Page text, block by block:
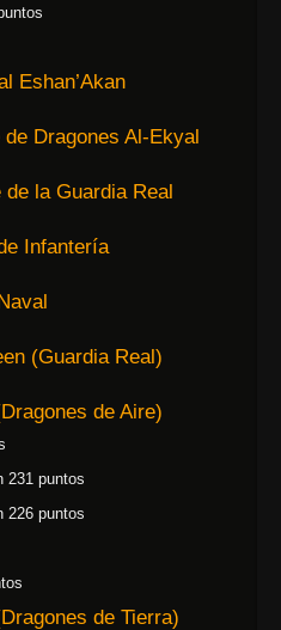
Eshan’Akan
Dragones Al-Ekyal
la Guardia Real
Infantería
(Guardia Real)
de Aire)
231 puntos
226 puntos
de Tierra)